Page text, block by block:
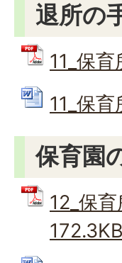
退所の
11_保
11_保
保育園
12_保